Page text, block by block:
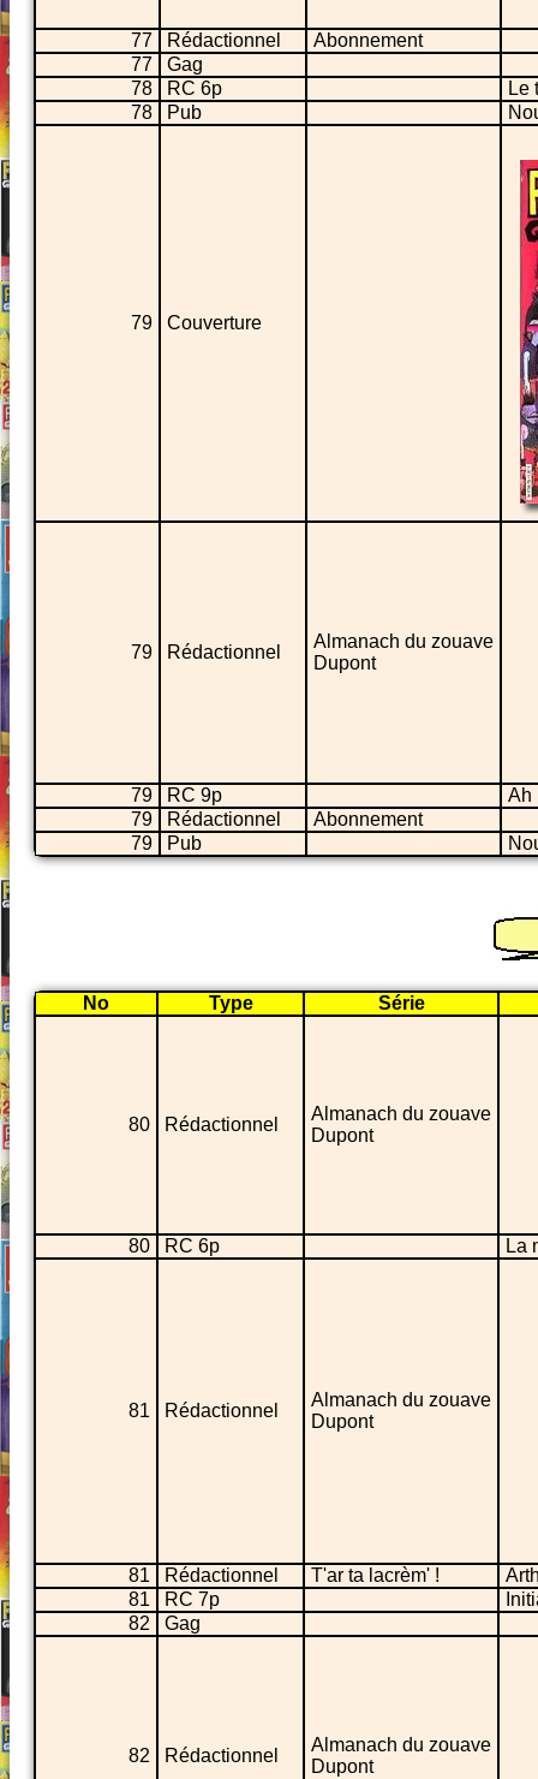
77 Rédactionnel
Abonnement
77
Gag
78
RC 6p
Le
78
Pub
79 Couverture
79 Rédactionnel
Almanach du zouave
Dupont
79 RC 9p
Ah
79
Rédactionnel
Abonnement
79
Pub
No Type Série
80 Rédactionnel
Almanach du zouave
Dupont
80 RC 6p La
81 Rédactionnel
Almanach du zouave
Dupont
81 Rédactionnel T'ar ta lacrèm' !
81
RC 7p
82
Gag
82 Rédactionnel
Almanach du zouave
Dupont